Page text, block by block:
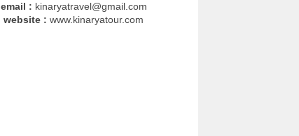
email : kinaryatravel@gmail.com
website : www.kinaryatour.com